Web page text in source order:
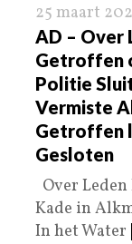
25 maart
AD – Over
Getroffen
Politie
Vermiste
Getroffen
Gesloten
Over
Kade in
In het Water